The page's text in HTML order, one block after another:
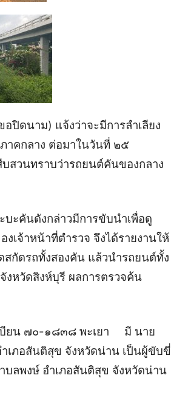
ปิดนาม) แจ้งว่าจะมีการลำเลียง
าคกลาง ต่อมาในวันที่ ๒๕
สวนทราบว่ารถยนต์คันของกลาง
บะคันดังกล่าวมีการขับนำเพื่อดู
เจ้าหน้าที่ตำรวจ จึงได้รายงานให้
กัดรถทั้งสองคัน แล้วนำรถยนต์ทั้ง
งหวัดสิงห์บุรี ผลการตรวจค้น
บียน ๗๐-๑๘๓๘ พะเยา มี นาย
ภอสันติสุข จังหวัดน่าน เป็นผู้ขับขี่
ลพงษ์ อำเภอสันติสุข จังหวัดน่าน